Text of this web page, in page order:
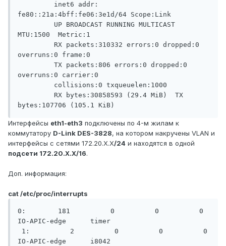
fe80::21a:4bff:fe06:3e1d/64 Scope:Link
MTU:1500  Metric:1
overruns:0 frame:0
overruns:0 carrier:0
Интерфейсы eth1-eth3 подключены по 4-м жилам к
коммутатору D-Link DES-3828, на котором накручены VLAN и
интерфейсы с сетями 172.20.X.X/24 и находятся в одной
подсети 172.20.X.X/16.
Доп. информация:
cat /etc/proc/interrupts
0:        181          0          0          0
IO-APIC-edge      timer
IO-APIC-edge      i8042